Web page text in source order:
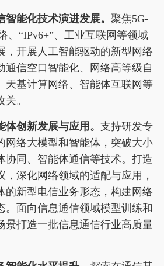
智能化技术演进发展。 聚焦5G-
、“IPv6+”、工业互联网等领域
，开展人工智能驱动的新型网络
通信空口智能化、网络高等级自
天基计算网络、智能体互联网等
。
体创新发展与应用 。 支持研发专
网络大模型和智能体，突破大小
协同、智能体通信等技术。打造
，深化网络领域的适配与应用，
的新型电信业务形态，构建网络
。面向信息通信领域模型训练和
景打造一批信息通信行业高质量